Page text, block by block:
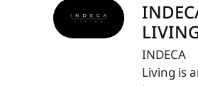
INDECA
Living is